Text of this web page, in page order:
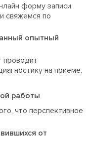
форму записи.
свяжемся по
опытный
проводит
на приеме.
работы
что перспективное
от